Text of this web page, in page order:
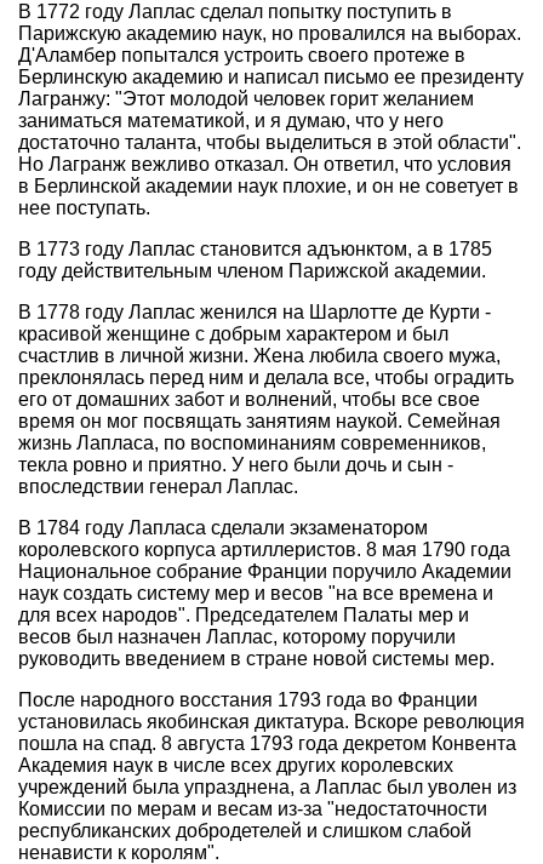
В 1772 году Лаплас сделал попытку поступить в
Парижскую академию наук, но провалился на выборах.
Д'Аламбер попытался устроить своего протеже в
Берлинскую академию и написал письмо ее президенту
Лагранжу: "Этот молодой человек горит желанием
заниматься математикой, и я думаю, что у него
достаточно таланта, чтобы выделиться в этой области".
Но Лагранж вежливо отказал. Он ответил, что условия
в Берлинской академии наук плохие, и он не советует в
нее поступать.
В 1773 году Лаплас становится адъюнктом, а в 1785
году действительным членом Парижской академии.
В 1778 году Лаплас женился на Шарлотте де Курти -
красивой женщине с добрым характером и был
счастлив в личной жизни. Жена любила своего мужа,
преклонялась перед ним и делала все, чтобы оградить
его от домашних забот и волнений, чтобы все свое
время он мог посвящать занятиям наукой. Семейная
жизнь Лапласа, по воспоминаниям современников,
текла ровно и приятно. У него были дочь и сын -
впоследствии генерал Лаплас.
В 1784 году Лапласа сделали экзаменатором
королевского корпуса артиллеристов. 8 мая 1790 года
Национальное собрание Франции поручило Академии
наук создать систему мер и весов "на все времена и
для всех народов". Председателем Палаты мер и
весов был назначен Лаплас, которому поручили
руководить введением в стране новой системы мер.
После народного восстания 1793 года во Франции
установилась якобинская диктатура. Вскоре революция
пошла на спад. 8 августа 1793 года декретом Конвента
Академия наук в числе всех других королевских
учреждений была упразднена, а Лаплас был уволен из
Комиссии по мерам и весам из-за "недостаточности
республиканских добродетелей и слишком слабой
ненависти к королям".